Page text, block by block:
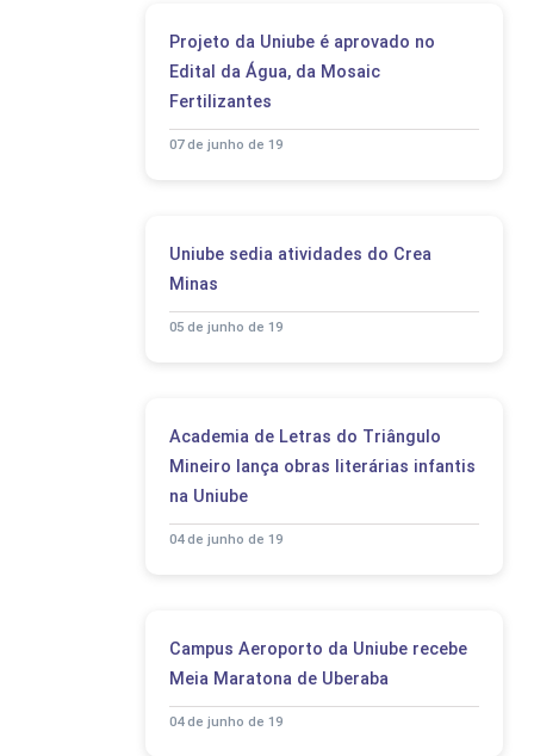
Projeto da Uniube é aprovado no
Edital da Água, da Mosaic
Fertilizantes
07 de junho de 19
Uniube sedia atividades do Crea
Minas
05 de junho de 19
Academia de Letras do Triângulo
Mineiro lança obras literárias infantis
na Uniube
04 de junho de 19
Campus Aeroporto da Uniube recebe
Meia Maratona de Uberaba
04 de junho de 19